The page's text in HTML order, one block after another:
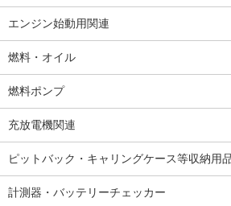
エンジン始動用関連
燃料・オイル
燃料ポンプ
充放電機関連
ピットバック・キャリングケース等収納用
計測器・バッテリーチェッカー